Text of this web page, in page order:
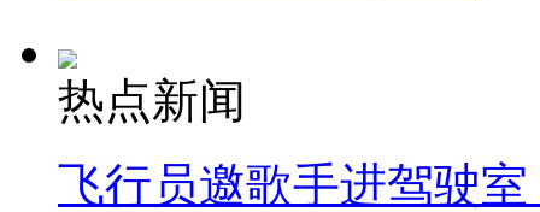
热点新闻
飞行员邀歌手进驾驶